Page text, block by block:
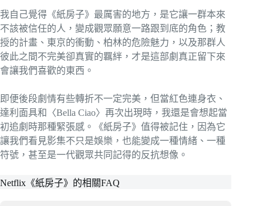
我自己覺得《紙房子》最厲害的地方，是它讓一群本來
不該被信任的人，變成觀眾願意一路跟到底的角色；教
授的計畫、東京的衝動、柏林的危險魅力，以及那群人
彼此之間不完美卻真實的羈絆，才是這部劇真正留下來
會讓我們喜歡的東西。
即便後段劇情有些轉折不一定完美，但當紅色連身衣、
達利面具和〈Bella Ciao〉再次出現時，我還是會想起當
初追劇時那種緊張感。《紙房子》值得被記住，因為它
讓我們看見影集不只是娛樂，也能變成一種情緒、一種
符號，甚至是一代觀眾共同記得的反抗想像。
Netflix《紙房子》的相關FAQ